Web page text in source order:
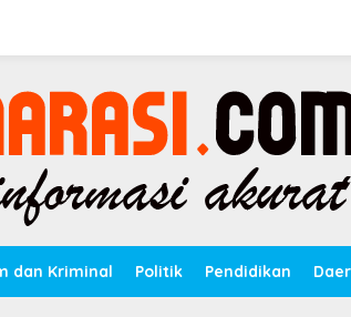
dan Kriminal Politik Pendidikan